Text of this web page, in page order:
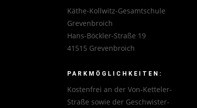
Käthe-Kollwitz-Gesamtschule
Grevenbroich
Hans-Böckler-Straße 19
41515 Grevenbroich
PARKMÖGLICHKEITEN:
Kostenfrei an der Von-Ketteler-
Straße sowie der Geschwister-